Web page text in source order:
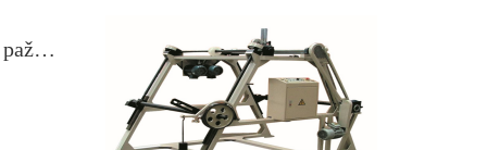
Apvijų pramonės revoliucija: žvilgsnis į pažangiausias vyniojimo mašinas